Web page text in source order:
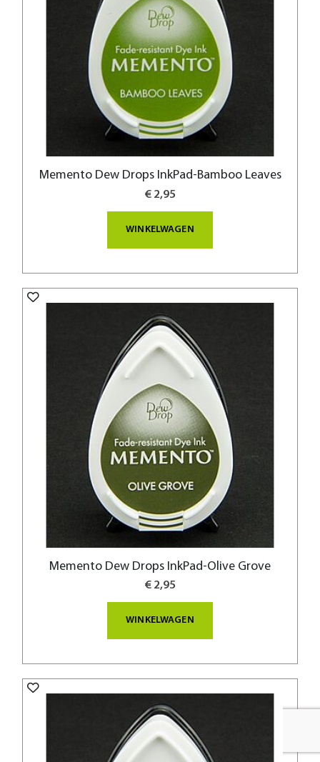
Memento Dew Drops InkPad-Bamboo Leaves
€ 2,95
WINKELWAGEN
Memento Dew Drops InkPad-Olive Grove
€ 2,95
WINKELWAGEN